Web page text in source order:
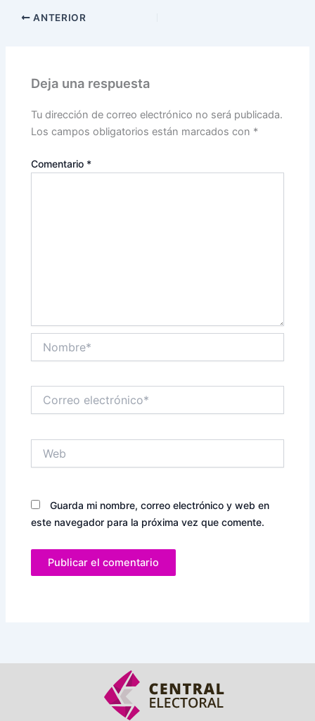
ANTERIOR
Deja una respuesta
Tu dirección de correo electrónico no será publicada.
Los campos obligatorios están marcados con *
Comentario *
electrónico*
Guarda mi nombre, correo electrónico y web en
este navegador para la próxima vez que comente.